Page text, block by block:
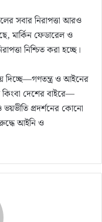
সবার নিরাপত্তা আরও
মার্কিন ফেডারেল ও
নিশ্চিত করা হচ্ছে।
দিচ্ছে—গণতন্ত্র ও আইনের
দেশের বাইরে—
প্রদর্শনের কোনো
আইনি ও